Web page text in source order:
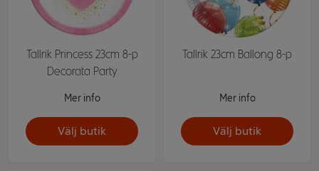
Tallrik Princess 23cm 8-p
Decorata Party
Mer info
Välj butik
Tallrik 23cm Ballong 8-p
Mer info
Välj butik